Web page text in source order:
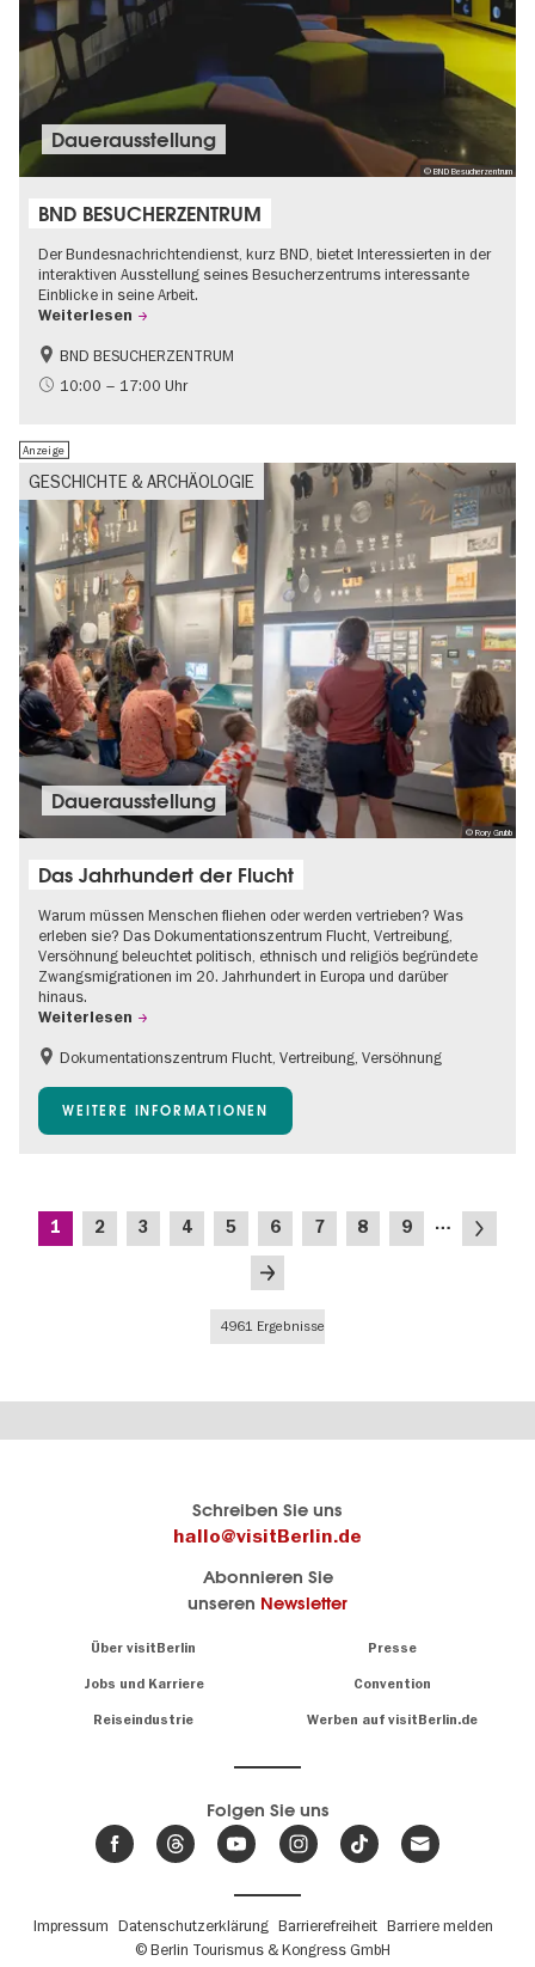
© BND Besucherzentrum
Dauer­aus­stel­lung
BND BESUCHERZENTRUM
Der Bundesnachrichtendienst, kurz BND, bietet Interessierten in der
interaktiven Ausstellung seines Besucherzentrums interessante
Einblicke in seine Arbeit.
Weiterlesen
Geschichte
Gratis
BND BESUCHERZENTRUM
10:00 – 17:00 Uhr
GESCHICHTE & ARCHÄOLOGIE
Anzeige
© Rory Grubb
Dauer­aus­stel­lung
Das Jahrhundert der Flucht
Warum müssen Menschen fliehen oder werden vertrieben? Was
erleben sie? Das Dokumentationszentrum Flucht, Vertreibung,
Versöhnung beleuchtet politisch, ethnisch und religiös begründete
Zwangsmigrationen im 20. Jahrhundert in Europa und darüber
hinaus.
Weiterlesen
Barrierefrei
Gratis
Kinder
Teenager
Dokumentationszentrum Flucht, Vertreibung, Versöhnung
WEITERE INFORMATIONEN
Seitennummerierung
Aktuelle
1 Seite
2 Seite
3 Seite
4 Seite
5 Seite
6 Seite
7 Seite
8 Seite
9 …
Nächste
Letzte
4961 Ergebnisse
Schreiben Sie uns
hallo@visitBerlin.de
Abonnieren Sie
unseren Newsletter
Über visitBerlin Presse
Jobs und Karriere Convention
Reiseindustrie Werben auf visitBerlin.de
sind
für Sie da.
Tickets
Wir haben den
Insidertipps
Trends
Folgen Sie uns
Fußbereichsmenü
Impressum Datenschutzerklärung Barrierefreiheit Barriere melden
© Berlin Tourismus & Kongress GmbH